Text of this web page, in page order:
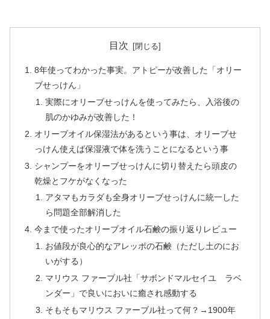
目次
8年使ってわかった事実。アトピーが改善した「オリー
ブせっけん」
実際にオリーブせっけんを使ってみたら、入浴後の
肌のかゆみが改善した！
オリーブオイル保湿法があるという事は、オリーブせ
っけん使えば保湿液で体を洗うことになるという事
シャンプーをオリーブせっけんに切り替えたら頭皮の
乾燥とフケがなくなった
アタマもカラダも全身オリーブせっけんに統一した
ら問題全部解消した
今まで使ったオリーブオイル石鹸の振り返りレビュー
お値段が良心的なアレッポの石鹸（ただし土のにお
いがする）
マリウス ファーブル社「サボンドマルセイユ ラベ
ンダー」で良いにおいに癒され感動する
そもそもマリウス ファーブル社って何？→1900年